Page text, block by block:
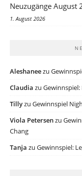
Neuzugänge August
1. August 2026
Aleshaneezu
Claudia zu Gewinnspiel:
Tillyzu Gewinnspiel
Viola Petersenzu
Chang
Tanja zu Gewinnspiel: